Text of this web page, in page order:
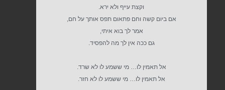
וקצת עייף ולא ירא.
אם ביום קשה וחם פתאום תפס אותך על חם,
אמר לך בוא איתי,
גם ככה אין לך מה להפסיד.
אל תאמין לו… מי ששמע לו לא שרד.
אל תאמין לו… מי ששמע לו לא חזר.